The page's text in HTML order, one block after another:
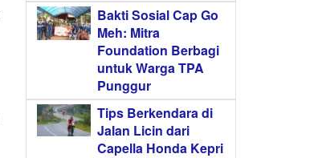
Bakti Sosial Cap Go
Meh: Mitra
Foundation Berbagi
untuk Warga TPA
Punggur
Tips Berkendara di
Jalan Licin dari
Capella Honda Kepri